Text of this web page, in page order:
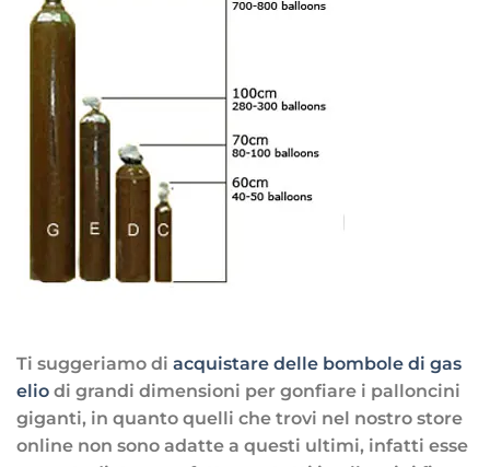
Ti suggeriamo di acquistare delle bombole di gas
elio di grandi dimensioni per gonfiare i palloncini
giganti, in quanto quelli che trovi nel nostro store
online non sono adatte a questi ultimi, infatti esse